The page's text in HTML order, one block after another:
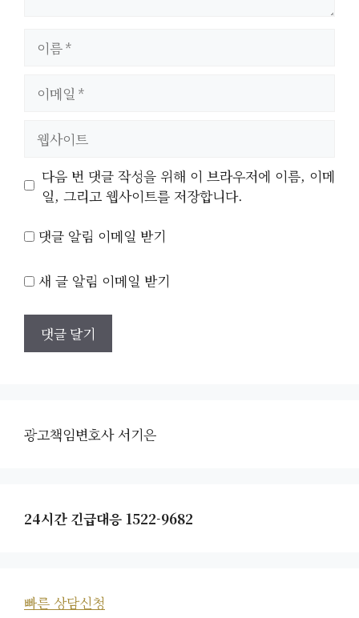
트
다음 번 댓글 작성을 위해 이 브라우저에 이름, 이메
일, 그리고 웹사이트를 저장합니다.
댓글 알림 이메일 받기
새 글 알림 이메일 받기
광고책임변호사 서기은
24시간 긴급대응 1522-9682
빠른 상담신청